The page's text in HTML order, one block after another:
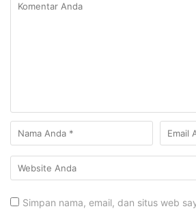
Simpan nama, email, dan situs web